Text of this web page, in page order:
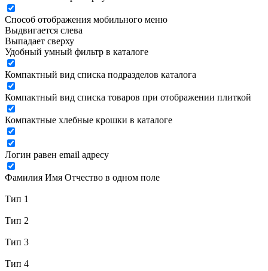
Способ отображения мобильного меню
Выдвигается слева
Выпадает сверху
Удобный умный фильтр в каталоге
Компактный вид списка подразделов каталога
Компактный вид списка товаров при отображении плиткой
Компактные хлебные крошки в каталоге
Логин равен email адресу
Фамилия Имя Отчество в одном поле
Тип 1
Тип 2
Тип 3
Тип 4